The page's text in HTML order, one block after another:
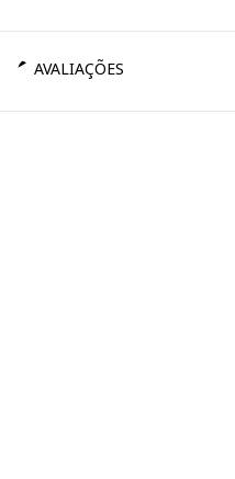
AVALIAÇÕES